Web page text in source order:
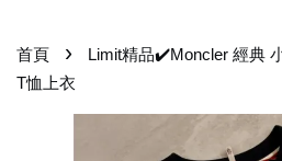
首頁 ›
Limit精品✔️Moncler 經典
T恤上衣